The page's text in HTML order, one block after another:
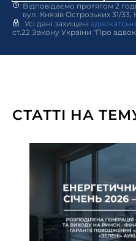
Відповідаємо протягом 2
вул. Князів Острозьких 31/33,
Усі дані захищені
ст.22 Закону України "Про
СТАТТІ НА